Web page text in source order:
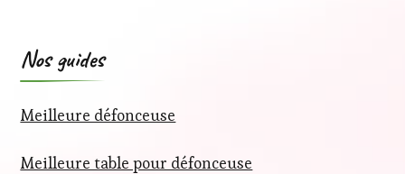
Nos guides
Meilleure défonceuse
Meilleure table pour défonceuse